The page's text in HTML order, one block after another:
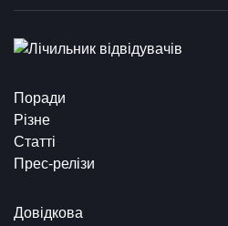
Поради
Різне
Статті
Прес-релізи
Довідкова